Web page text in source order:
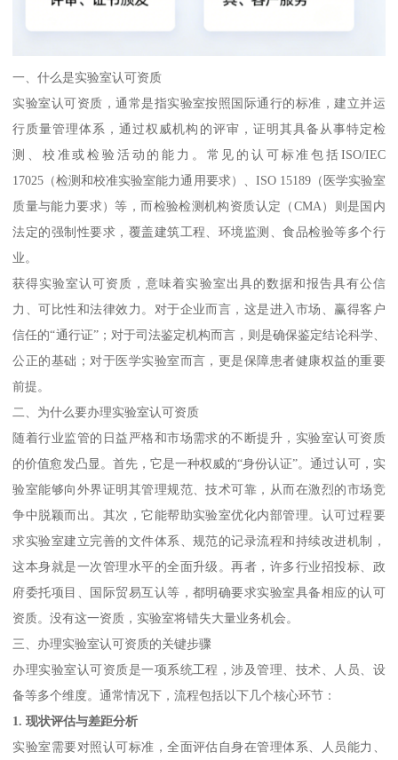
一、什么是实验室认可资质
实验室认可资质，通常是指实验室按照国际通行的标准，建立并运
行质量管理体系，通过权威机构的评审，证明其具备从事特定检
测、校准或检验活动的能力。常见的认可标准包括ISO/IEC
17025（检测和校准实验室能力通用要求）、ISO 15189（医学实验室
质量与能力要求）等，而检验检测机构资质认定（CMA）则是国内
法定的强制性要求，覆盖建筑工程、环境监测、食品检验等多个行
业。
获得实验室认可资质，意味着实验室出具的数据和报告具有公信
力、可比性和法律效力。对于企业而言，这是进入市场、赢得客户
信任的“通行证”；对于司法鉴定机构而言，则是确保鉴定结论科学、
公正的基础；对于医学实验室而言，更是保障患者健康权益的重要
前提。
二、为什么要办理实验室认可资质
随着行业监管的日益严格和市场需求的不断提升，实验室认可资质
的价值愈发凸显。首先，它是一种权威的“身份认证”。通过认可，实
验室能够向外界证明其管理规范、技术可靠，从而在激烈的市场竞
争中脱颖而出。其次，它能帮助实验室优化内部管理。认可过程要
求实验室建立完善的文件体系、规范的记录流程和持续改进机制，
这本身就是一次管理水平的全面升级。再者，许多行业招投标、政
府委托项目、国际贸易互认等，都明确要求实验室具备相应的认可
资质。没有这一资质，实验室将错失大量业务机会。
三、办理实验室认可资质的关键步骤
办理实验室认可资质是一项系统工程，涉及管理、技术、人员、设
备等多个维度。通常情况下，流程包括以下几个核心环节：
1. 现状评估与差距分析
实验室需要对照认可标准，全面评估自身在管理体系、人员能力、